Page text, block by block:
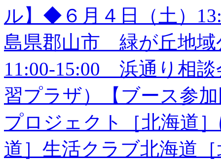
ル】◆６月４日（土）
島県郡山市 緑が丘地
11:00-15:00 浜通り相
習プラザ）【ブース参
プロジェクト［北海道
道］生活クラブ北海道［